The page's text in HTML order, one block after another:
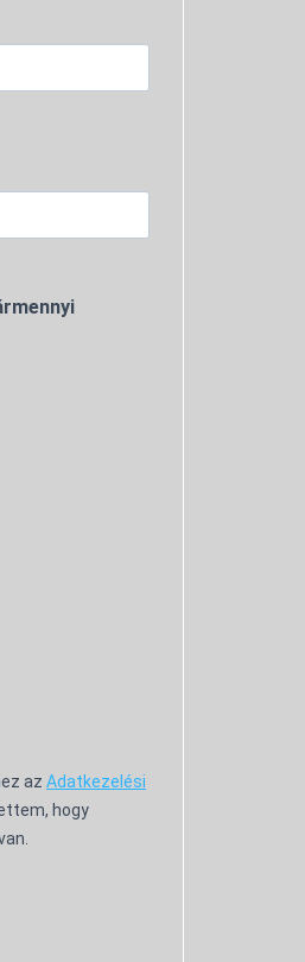
az Adatkezelési
hogy